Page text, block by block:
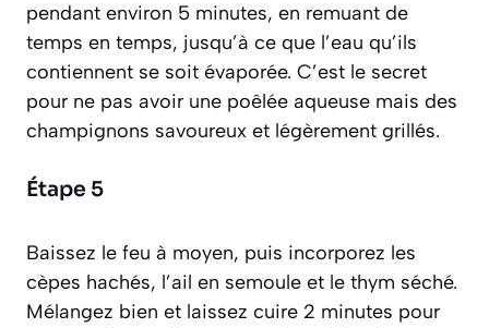
pendant environ 5 minutes, en remuant de
temps en temps, jusqu’à ce que l’eau qu’ils
contiennent se soit évaporée. C’est le secret
pour ne pas avoir une poêlée aqueuse mais des
champignons savoureux et légèrement grillés.
Étape 5
Baissez le feu à moyen, puis incorporez les
cèpes hachés, l’ail en semoule et le thym séché.
Mélangez bien et laissez cuire 2 minutes pour